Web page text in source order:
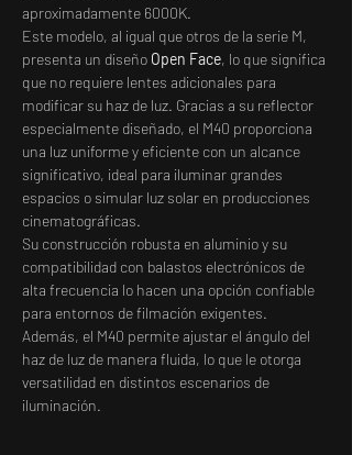
aproximadamente 6000K.
Este modelo, al igual que otros de la serie M,
presenta un diseño Open Face, lo que significa
que no requiere lentes adicionales para
modificar su haz de luz. Gracias a su reflector
especialmente diseñado, el M40 proporciona
una luz uniforme y eficiente con un alcance
significativo, ideal para iluminar grandes
espacios o simular luz solar en producciones
cinematográficas.
Su construcción robusta en aluminio y su
compatibilidad con balastos electrónicos de
alta frecuencia lo hacen una opción confiable
para entornos de filmación exigentes.
Además, el M40 permite ajustar el ángulo del
haz de luz de manera fluida, lo que le otorga
versatilidad en distintos escenarios de
iluminación.